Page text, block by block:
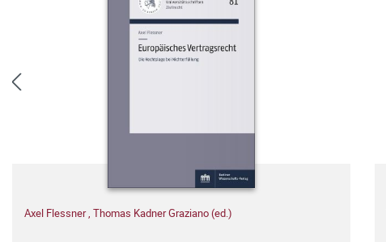
Axel Flessner, Thomas Kadner Graziano (ed.)